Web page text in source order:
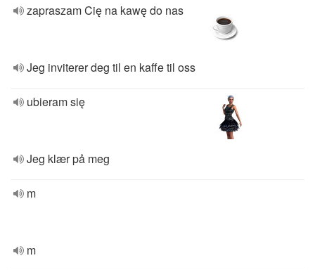
zapraszam Cię na kawę do nas
Jeg inviterer deg til en kaffe til oss
ubieram się
Jeg klær på meg
m
m